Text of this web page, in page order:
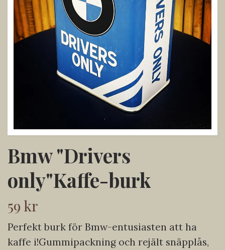
Bmw "Drivers
only"Kaffe-burk
59 kr
Perfekt burk för Bmw-entusiasten att ha
kaffe i!Gummipackning och rejält snäpplås,